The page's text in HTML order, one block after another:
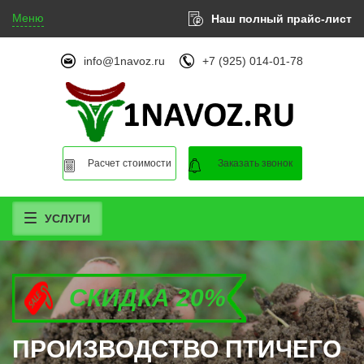
Меню Наш полный прайс-лист
info@1navoz.ru +7 (925) 014-01-78
Расчет стоимости Заказать звонок
УСЛУГИ
СКИДКА 20%
ПРОИЗВОДСТВО ПТИЧЕГО
СКИДКА 20%
ПРОИЗВОДСТВО ПТИЧЕГО
СКИДКА 20%
ПРОИЗВОДСТВО ПТИЧЕГО